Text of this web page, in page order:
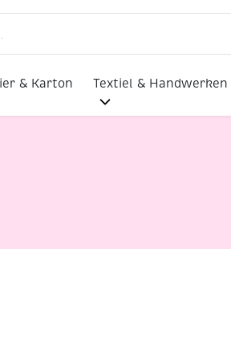
& Karton Textiel & Handwerken